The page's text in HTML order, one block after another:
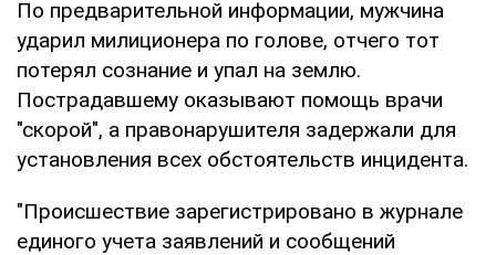
По предварительной информации, мужчина
ударил милиционера по голове, отчего тот
потерял сознание и упал на землю.
Пострадавшему оказывают помощь врачи
"скорой", а правонарушителя задержали для
установления всех обстоятельств инцидента.
"Происшествие зарегистрировано в журнале
единого учета заявлений и сообщений